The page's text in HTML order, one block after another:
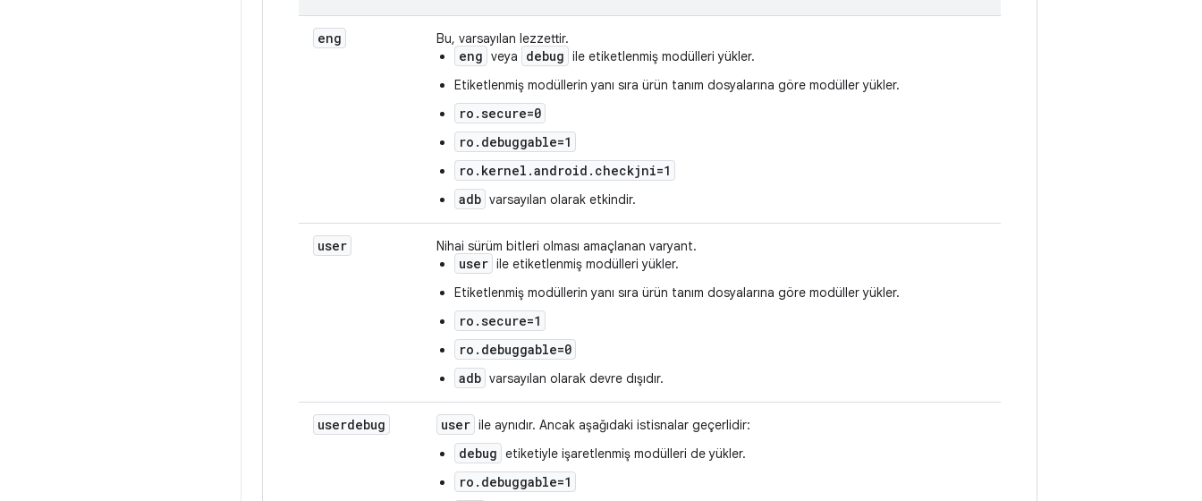
eng Bu, varsayılan lezzettir.
eng veya debug ile etiketlenmiş modülleri yükler.
Etiketlenmiş modüllerin yanı sıra ürün tanım dosyalarına göre modüller yükler.
ro.secure=0
ro.debuggable=1
ro.kernel.android.checkjni=1
adb varsayılan olarak etkindir.
user Nihai sürüm bitleri olması amaçlanan varyant.
user ile etiketlenmiş modülleri yükler.
Etiketlenmiş modüllerin yanı sıra ürün tanım dosyalarına göre modüller yükler.
ro.secure=1
ro.debuggable=0
adb varsayılan olarak devre dışıdır.
userdebug user ile aynıdır. Ancak aşağıdaki istisnalar geçerlidir:
debug etiketiyle işaretlenmiş modülleri de yükler.
ro.debuggable=1